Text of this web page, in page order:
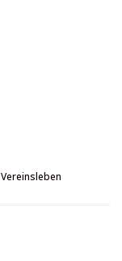
Vereinsleben